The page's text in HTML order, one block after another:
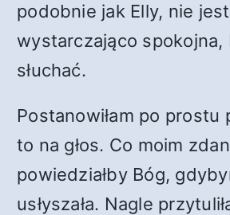
podobnie jak Elly, nie
wystarczająco spokojna,
słuchać.
Postanowiłam po prostu
to na głos. Co moim
powiedziałby Bóg,
usłyszała. Nagle